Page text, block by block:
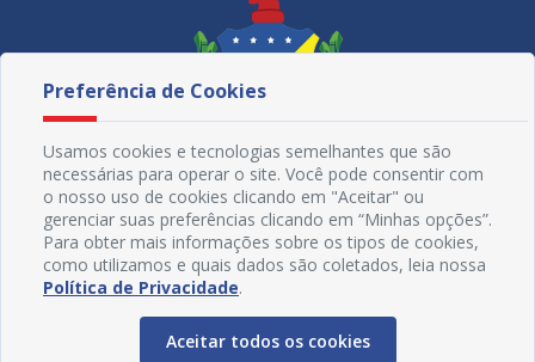
Redes Sociais
Preferência de Cookies
Usamos cookies e tecnologias semelhantes que são
necessárias para operar o site. Você pode consentir com
o nosso uso de cookies clicando em "Aceitar" ou
gerenciar suas preferências clicando em “Minhas opções”.
Para obter mais informações sobre os tipos de cookies,
como utilizamos e quais dados são coletados, leia nossa
Política de Privacidade.
Aceitar todos os cookies